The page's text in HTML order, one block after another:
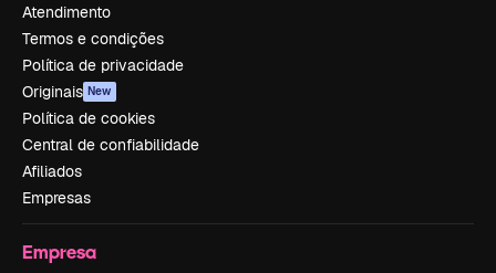
Atendimento
Termos e condições
Política de privacidade
Originais New
Política de cookies
Central de confiabilidade
Afiliados
Empresas
Empresa